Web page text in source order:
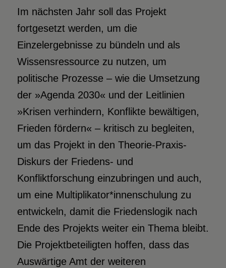
Im nächsten Jahr soll das Projekt
fortgesetzt werden, um die
Einzelergebnisse zu bündeln und als
Wissensressource zu nutzen, um
politische Prozesse – wie die Umsetzung
der »Agenda 2030« und der Leitlinien
»Krisen verhindern, Konflikte bewältigen,
Frieden fördern« – kritisch zu begleiten,
um das Projekt in den Theorie-Praxis-
Diskurs der Friedens- und
Konfliktforschung einzubringen und auch,
um eine Multiplikator*innenschulung zu
entwickeln, damit die Friedenslogik nach
Ende des Projekts weiter ein Thema bleibt.
Die Projektbeteiligten hoffen, dass das
Auswärtige Amt der weiteren